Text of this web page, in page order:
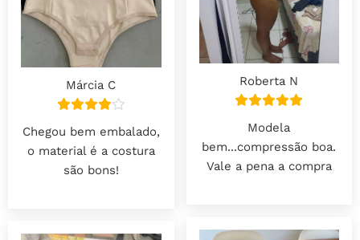
Márcia C
Chegou bem embalado,
o material é a costura
são bons!
Roberta N
Modela
bem...compressão boa.
Vale a pena a compra